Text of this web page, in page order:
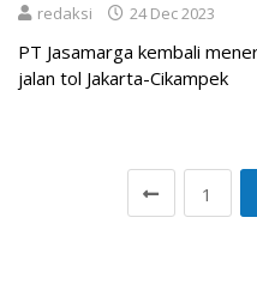
redaksi 24 Dec 2023
PT Jasamarga kembali
jalan tol Jakarta-Cikampek
1